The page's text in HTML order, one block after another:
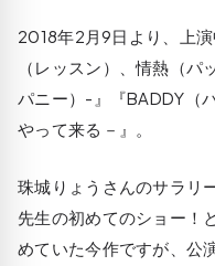
2018年2月9日より、上
（レッスン）、情熱（
パニー）-』『BADDY（
やって来る－』。
珠城りょうさんのサラリ
先生の初めてのショー！
めていた今作ですが、公